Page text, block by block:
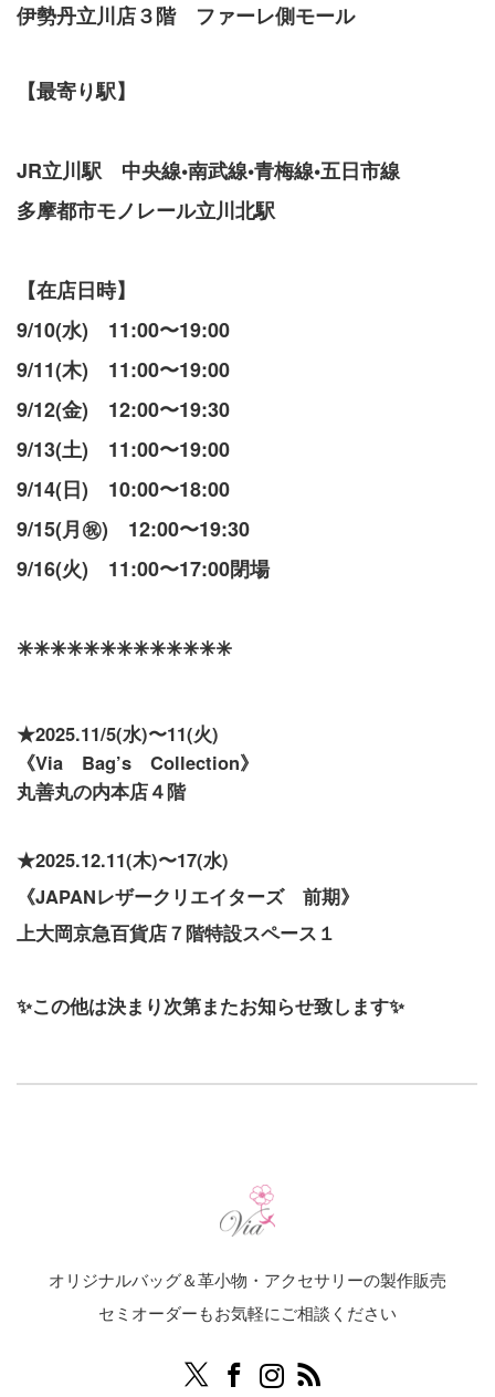
伊勢丹立川店３階 ファーレ側モール
【最寄り駅】
JR立川駅 中央線•南武線•青梅線•五日市線
多摩都市モノレール立川北駅
【在店日時】
9/10(水) 11:00〜19:00
9/11(木) 11:00〜19:00
9/12(金) 12:00〜19:30
9/13(土) 11:00〜19:00
9/14(日) 10:00〜18:00
9/15(月㊗️) 12:00〜19:30
9/16(火) 11:00〜17:00閉場
✳✳✳✳✳✳✳✳✳✳✳✳✳
★2025.11/5(水)〜11(火)
《Via Bag’s Collection》
丸善丸の内本店４階
★2025.12.11(木)〜17(水)
《JAPANレザークリエイターズ 前期》
上大岡京急百貨店７階特設スペース１
✨この他は決まり次第またお知らせ致します✨
オリジナルバッグ＆革小物・アクセサリーの製作販売
セミオーダーもお気軽にご相談ください
InstagramRSS